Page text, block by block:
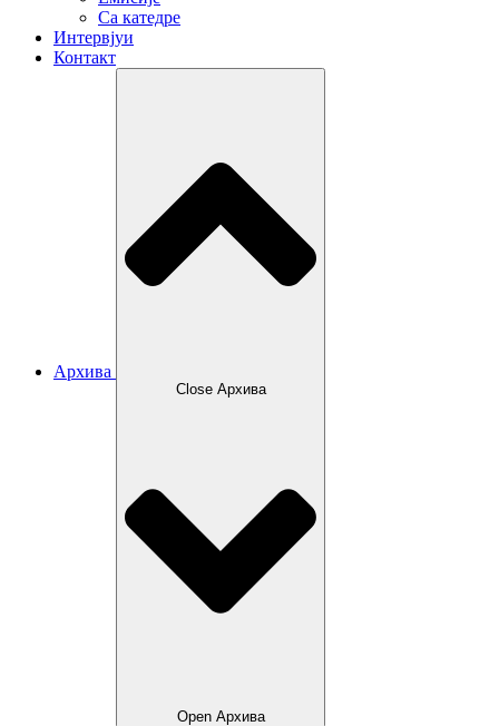
Са катедре
Интервјуи
Контакт
Архива
Close Архива
Open Архива